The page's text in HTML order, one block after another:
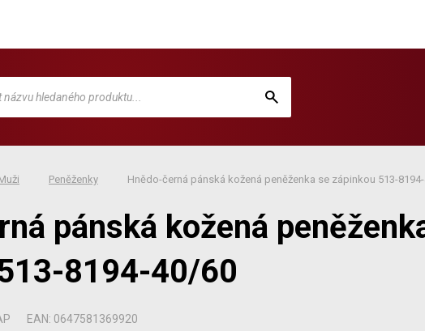
Peněženky Hnědo-černá pánská kožená peněženka se zápinkou 513-
pánská kožená
8194-40/60
EAN: 0647581369920